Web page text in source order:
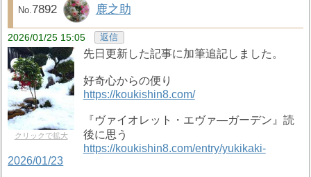
7892 鹿之助
2026/01/25 15:05 返信
クリックで拡大
先日更新した記事に加筆追記しました。
好奇心からの便り
https://koukishin8.com/
『ヴァイオレット・エヴァ―ガーデン』読
後に思う
https://koukishin8.com/entry/yukikaki-
2026/01/23